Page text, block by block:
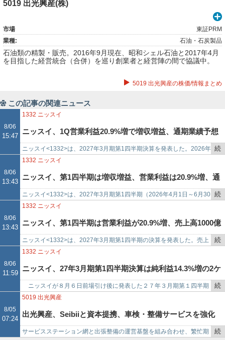
5019 出光興産(株)
市場
東証PRM
業種:
石油・石炭製品
石油類の精製・販売。2016年9月現在、昭和シェル石油と2017年4月
を目指した経営統合（合併）を巡り創業者と経営陣の間で協議中。
5019 出光興産の株価/情報まとめ
この記事の関連ニュース
8/06
15:47
1332 ニッスイ
ニッスイ、1Q営業利益20.9%増で増収増益、通期業績予想
を修正
ニッスイ<1332>は、2027年3月期第1四半期決算を発表した。2026年
4月1日～6月30日の連結業績は、売上高が257,283百万円（前年同
続
記
事
8/06
13:43
1332 ニッスイ
ニッスイ、第1四半期は増収増益、営業利益は20.9%増、通
期予想を上方修正
ニッスイ<1332>は、2027年3月期第1四半期（2026年4月1日～6月30
日）の連結決算を発表した。売上高は257283百万円で前年同期比
続
記
事
8/06
13:43
1332 ニッスイ
ニッスイ、第1四半期は営業利益が20.9%増、売上高1000億
円上方修正
ニッスイ<1332>は、2027年3月期第1四半期の決算を発表した。売上
高は2,572億円で、前年同期比14.1%増となった。営業利益は124億円
続
記
事
8/06
11:59
1332 ニッスイ
ニッスイ、27年3月期第1四半期決算は純利益14.3%増の2ケ
タ増益
ニッスイが８月６日前場引け後に発表した２７年３月期第１四半期
決算（連結）は売上高２５７２億８３００万円（前年同期比１４．
続
記
事
8/05
07:24
5019 出光興産
出光興産、Seibiiと資本提携、車検・整備サービスを強化
サービスステーション網と出張整備の運営基盤を組み合わせ、繁忙期
続